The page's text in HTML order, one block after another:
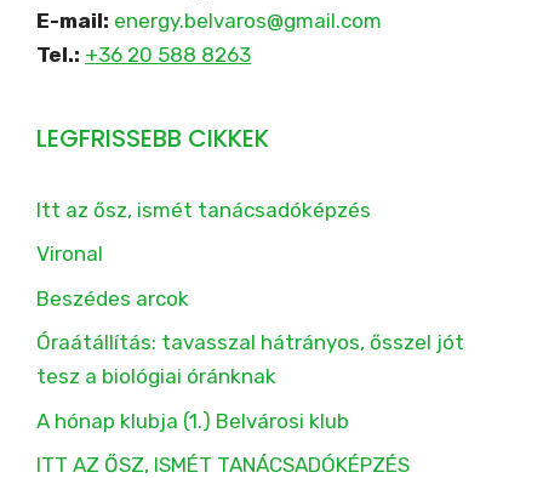
E-mail: energy.belvaros@gmail.com
Tel.: +36 20 588 8263
LEGFRISSEBB CIKKEK
Itt az ősz, ismét tanácsadóképzés
Vironal
Beszédes arcok
Óraátállítás: tavasszal hátrányos, ősszel jót
tesz a biológiai óránknak
A hónap klubja (1.) Belvárosi klub
ITT AZ ŐSZ, ISMÉT TANÁCSADÓKÉPZÉS